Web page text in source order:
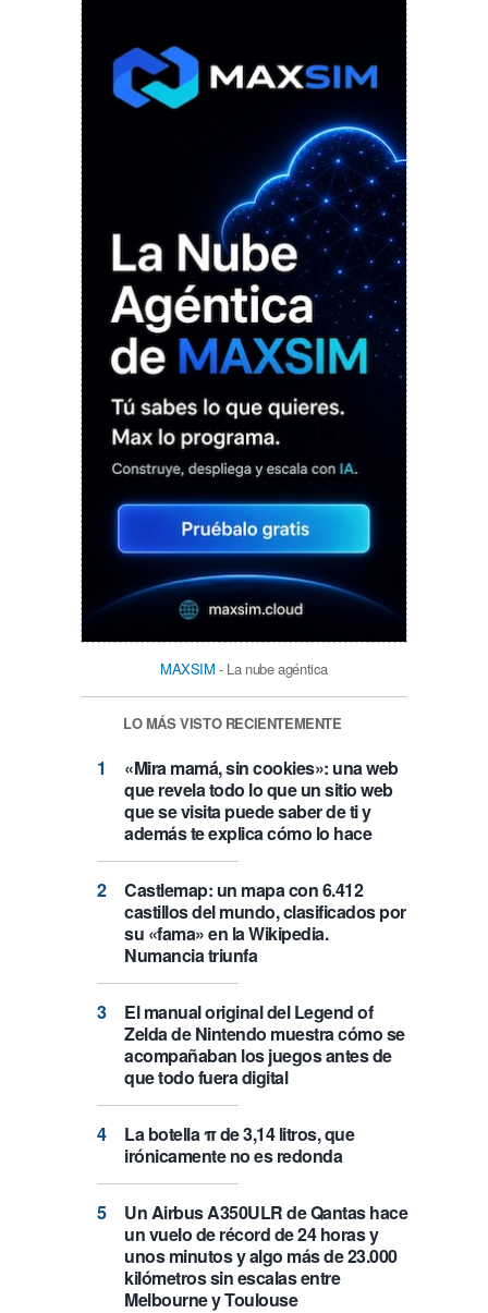
MAXSIM - La nube agéntica
LO MÁS VISTO RECIENTEMENTE
«Mira mamá, sin cookies»: una web
que revela todo lo que un sitio web
que se visita puede saber de ti y
además te explica cómo lo hace
Castlemap: un mapa con 6.412
castillos del mundo, clasificados por
su «fama» en la Wikipedia.
Numancia triunfa
El manual original del Legend of
Zelda de Nintendo muestra cómo se
acompañaban los juegos antes de
que todo fuera digital
La botella π de 3,14 litros, que
irónicamente no es redonda
Un Airbus A350ULR de Qantas hace
un vuelo de récord de 24 horas y
unos minutos y algo más de 23.000
kilómetros sin escalas entre
Melbourne y Toulouse